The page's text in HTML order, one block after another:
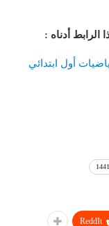
أدناه :
أول ابتدائي
ReddIt